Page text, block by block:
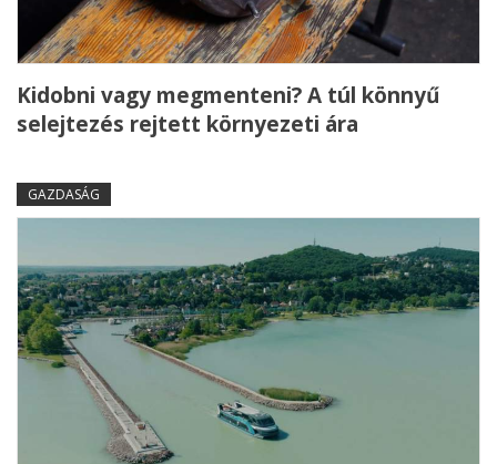
Kidobni vagy megmenteni? A túl könnyű
selejtezés rejtett környezeti ára
GAZDASÁG